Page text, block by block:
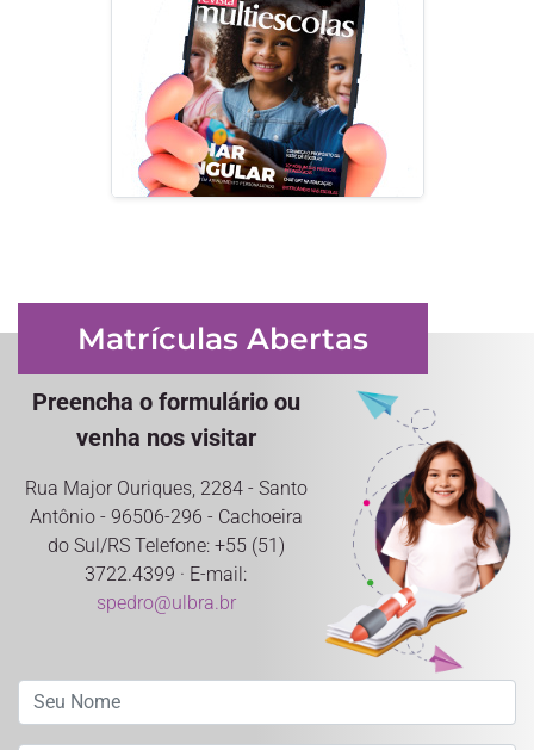
Matrículas Abertas
Preencha o formulário ou
venha nos visitar
Rua Major Ouriques, 2284 - Santo
Antônio - 96506-296 - Cachoeira
do Sul/RS Telefone: +55 (51)
3722.4399 · E-mail:
spedro@ulbra.br